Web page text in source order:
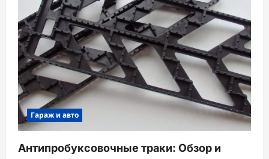
Гараж и авто
Антипробуксовочные траки: Обзор и